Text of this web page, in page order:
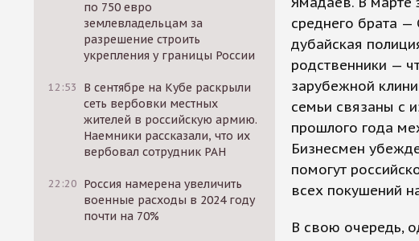
по 750 евро
землевладельцам за
разрешение строить
укрепления у границы России
12:53
В сентябре на Кубе раскрыли
сеть вербовки местных
жителей в российскую армию.
Наемники рассказали, что их
вербовал сотрудник РАН
22:20 Россия намерена увеличить
военные расходы в 2024 году
почти на 70%
среднего брата —
дубайская
родственники —
зарубежной
семьи связаны с
прошлого года
Бизнесмен
помогут
всех покушений
В свою очередь,